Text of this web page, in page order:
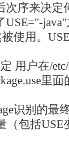
序来决定
使用。
用户在/
里
识别的最
（包括USE